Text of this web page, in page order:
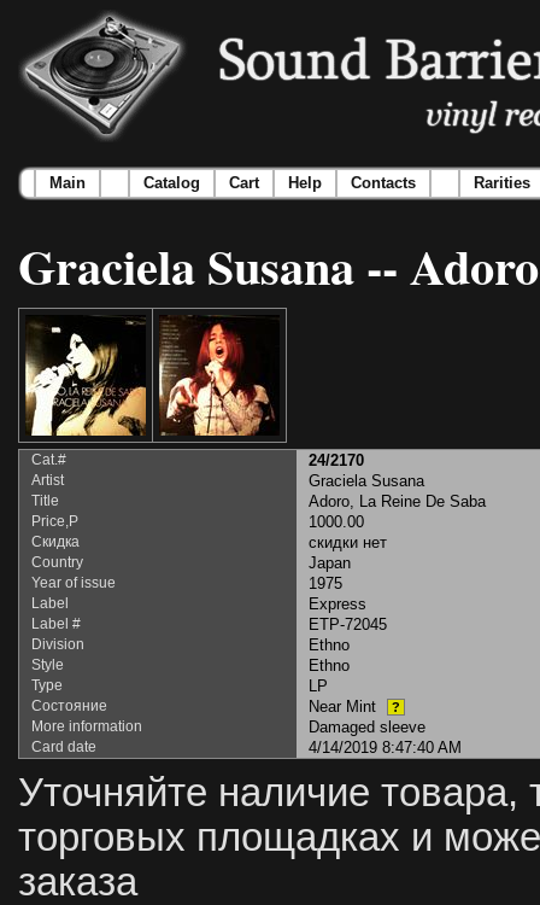
Main Catalog Cart Help Contacts Rarities
Graciela Susana --
Cat.# 24/2170
Artist Graciela Susana
Title Adoro, La Reine De Saba
Price,Р 1000.00
Скидка скидки нет
Country Japan
Year of issue 1975
Label Express
Label # ETP-72045
Division Ethno
Style Ethno
Type LP
Состояние Near Mint ?
More information Damaged sleeve
Card date 4/14/2019 8:47:40 AM
Уточняйте наличие товара,
торговых площадках и
заказа